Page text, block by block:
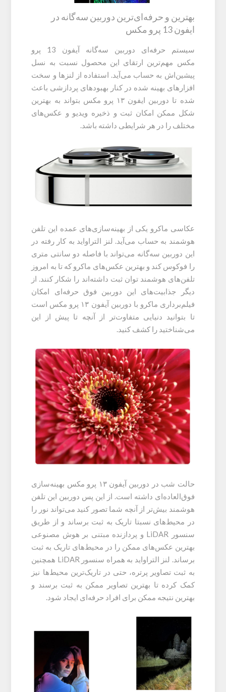
بهترین و حرفه‌ای‌ترین دوربین سه‌گانه در
ایفون 13 پرو مکس
سیستم حرفه‌ای دوربین سه‌گانه آیفون 13 پرو
مکس مهم‌ترین ارتقای این محصول نسبت به نسل
پیشین‌اش به حساب می‌آید. استفاده از لنز‌ها و سخت
افزارهای بهینه شده در کنار بهبود‌های پردازشی باعث
شده تا دوربین ایفون ۱۳ پرو مکس بتواند به بهترین
شکل ممکن امکان ثبت و ذخیره ویدیو و عکس‌های
مختلف را در هر شرایطی داشته باشد.
عکاسی ماکرو یکی از بهینه‌سازی‌های عمده این تلفن
هوشمند به حساب می‌آید. لنز التراواید به کار رفته در
این دوربین سه‌گانه می‌تواند با فاصله دو سانتی متری
را فوکوس کند و بهترین عکس‌های ماکرو که تا به امروز
تلفن‌های هوشمند توان ثبت داشته‌اند را شکار کنند. از
دیگر جذابیت‌های این دوربین فوق حرفه‌ای امکان
فیلم‌برداری ماکرو با دوربین آیفون ۱۳ پرو مکس است
تا بتوانید دنیایی متفاوت‌تر از آنچه تا پیش از این
می‌شناختید را کشف کنید.
حالت شب در دوربین آیفون ۱۳ پرو مکس بهینه‌سازی
فوق‌العاده‌ای داشته است. از این پس دوربین این تلفن
هوشمند بیش‌تر از آنچه شما تصور کنید می‌تواند نور را
در محیط‌های نسبتا تاریک به ثبت برساند و از طریق
سنسور LiDAR و پردازنده مبتنی بر هوش مصنوعی
بهترین عکس‌های ممکن را در محیط‌های تاریک به ثبت
برساند. لنز التراواید به همراه سنسور LiDAR همچنین
به ثبت تصاویر پرتره، حتی در تاریک‌ترین محیط‌ها نیز
کمک کرده تا بهترین تصاویر ممکن به ثبت برسند و
بهترین نتیجه ممکن برای افراد حرفه‌ای ایجاد شود.